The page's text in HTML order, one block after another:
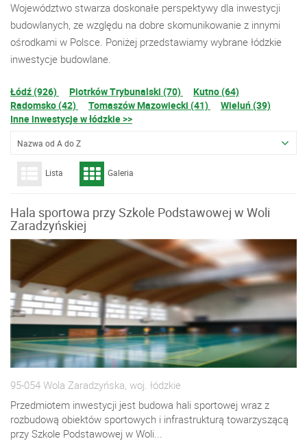
Województwo stwarza doskonałe perspektywy dla inwestycji
budowlanych, ze względu na dobre skomunikowanie z innymi
ośrodkami w Polsce. Poniżej przedstawiamy wybrane łódzkie
inwestycje budowlane.
Łódź (926) Piotrków Trybunalski (70)
Kutno (64)
Radomsko (42)
Tomaszów Mazowiecki (41)
Wieluń (39)
Inne inwestycje w łódzkie >>
Nazwa od A do Z
Lista Galeria
Hala sportowa przy Szkole Podstawowej w Woli
Zaradzyńskiej
95-054 Wola Zaradzyńska, woj. łódzkie
Przedmiotem inwestycji jest budowa hali sportowej wraz z
rozbudową obiektów sportowych i infrastrukturą towarzyszącą
przy Szkole Podstawowej w Woli...